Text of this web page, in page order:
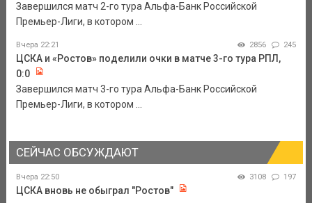
Завершился матч 2-го тура Альфа-Банк Российской
Премьер-Лиги, в котором ...
Вчера 22:21 2856 245
ЦСКА и «Ростов» поделили очки в матче 3-го тура РПЛ,
0:0
Завершился матч 3-го тура Альфа-Банк Российской
Премьер-Лиги, в котором ...
СЕЙЧАС ОБСУЖДАЮТ
Вчера 22:50 3108 197
ЦСКА вновь не обыграл "Ростов"